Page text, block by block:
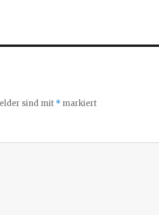
sind mit * markiert